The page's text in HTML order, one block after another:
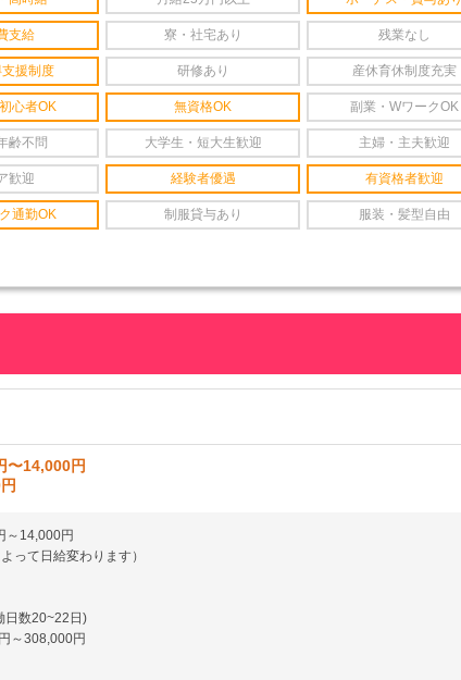
支給 寮・社宅あり 残業なし
援制度 研修あり 産休育休制度充実
心者OK 無資格OK 副業・WワークOK
齢不問 大学生・短大生歓迎 主婦・主夫歓迎
歓迎 経験者優遇 有資格者歓迎
通勤OK 制服貸与あり 服装・髪型自由
〜14,000円
～14,000円
って日給変わります）
日数20~22日)
～308,000円